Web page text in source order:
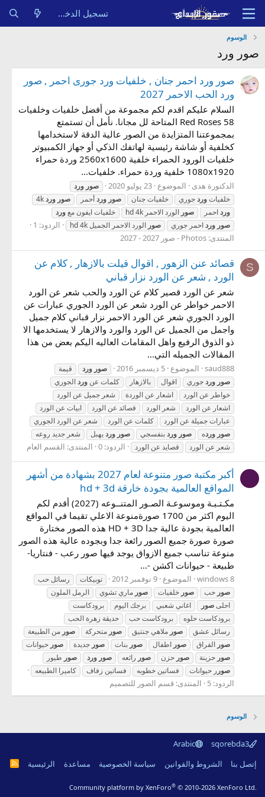
تسجيل الدخول
الوسوم
صور ورد
صور ورد احمر جنان , خلفيات ورد جورى احمر , صور
ورد الحب الاحمر 2027
السلام عليكم اقدم لكم مجموعة من أفضل خلفيات وخلفيات
Red Roses 58 المتاحة لل مجانا. نأمل أن تستمتع
بمجموعتنا المتزايدة من الصور عالية الدقة لاستخدامها
كخلفية أو شاشة رئيسية لهاتفك الذكي أو جهاز الكمبيوتر
خلفيات الورود الحمراء خلفية 2560x1600 وردة حمراء
1080x1920 خلفية وردة حمراء. خلفيات...
الدكتورة هدى الموضوع 23 يوليو 2020 صور ورد
خلفياتوردجوري خلفيات جنان صور وردأحمر صور ورد
ورداحمر صور الورد الاحمر hd 4k خلفيات ايفون معورد
صور ورداحمر جوري صور الورد الاحمر الجمیل hd 4k
الردود: 1
المنتدى: Photos - صور 2027 - 2027
S
قصائد عنن الزهور , اقوال قيلت بالازهار , كلام عن
الورد , شعر عن الورد نزار قباني
شعر عن الورد قصير كلام عن الورد والحب شعر عن الورد
الاحمر خواطر عن الورد شعر عن الورد الجوري عبارات عن
الورد الجوري شعر عن الورد الاحمر نزار قباني كلام جميل
واجمل من الجميل عن الورد والورد والازهار لا يستخدمها الا
ذو الذوق الرفيع واهل المقامات العاليه اليكم بعض من هذا
المقالات الجميله التي...
saud888 الموضوع 5 ديسمبر 2016 صور ورد
قيمة
صور وردجوري اقوال بالازهار كلمات عن وردالجوري
خواطر عن الورد
اشعار عن الوردة
شعر جميل عن الورد
اشعار عن الورد
شعر الورد قصائد عن الورد
ابيات عن الورد
عبارات جميلة عن الورد
كلمات عن الورد
شعر عن الورد الجوري
صور ورده صور وردبنفسجي صور ورديهبل
شعر جديد روعه
شعر عن الورد
قصايد عن الورد الردود: 0 المنتدى: القسم العام
أكبر مكتبة صور متنوعة لعام 2027 بشهادة من أشهر
المواقع العالمية بجودة خارقة hd + 3d
مكـتـبـة وموسوعـة الصـور المتنــوعه (2027) أقدم لكم
اليوم اكثر من 1700 صورةمنوعة الاعلي تقيما في المواقع
العالمية بجودة عالية جدا HD + 3D هذه الصور مختارة
صورة صورة جميع الصور رائعة جدا وبجوده عالية هذه الصور
منوعة تناسب جميع الازواق يوجد فيها صور رعب - فنتاريا-
طبيعة - حيوانات اكشن -...
الموضوع 9 نوفمبر 2012 توبيكات
رسائل حب
صور حب صور خلفيات صور ماري تشوي
الرمل الملون
احلىصور اغاني شعبي برجك اليوم
برودكاست
برودكاست حلوه
برودكاست حب
حديقة زهرة الحب
رسائل عشق
صور ملاهي جنتيق صور متحركة صور من الطبيعة
صور الفراق صور اطفال صور بنات صور جديدة صور حيوانات
صور حزينة صور حزن صور رائعه صور ورد صور طيور
صورر حيوانات فساتين خطوبه فساتين زفاف كاميرا الطبيعه
الردود: 5 المنتدى: قسم الصور للتصميم
الوسوم
sqorebda3
Arabic
إتصل بنا
الشروط والقوانين سياسة الخصوصية مساعدة الرئيسية
R
Community platform by XenForo® © 2010-2026 XenForo Ltd.